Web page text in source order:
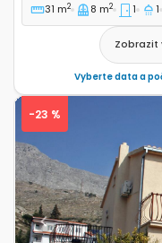
31 m2 8 m2 1 1
Zobrazit
Vyberte data a
Previous
-23 %